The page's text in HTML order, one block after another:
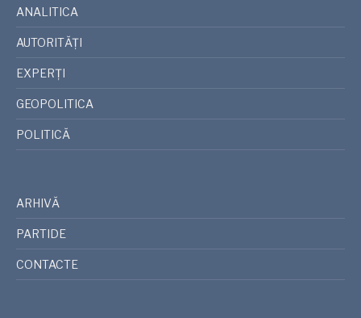
ANALITICA
AUTORITĂȚI
EXPERȚI
GEOPOLITICA
POLITICĂ
ARHIVĂ
PARTIDE
CONTACTE